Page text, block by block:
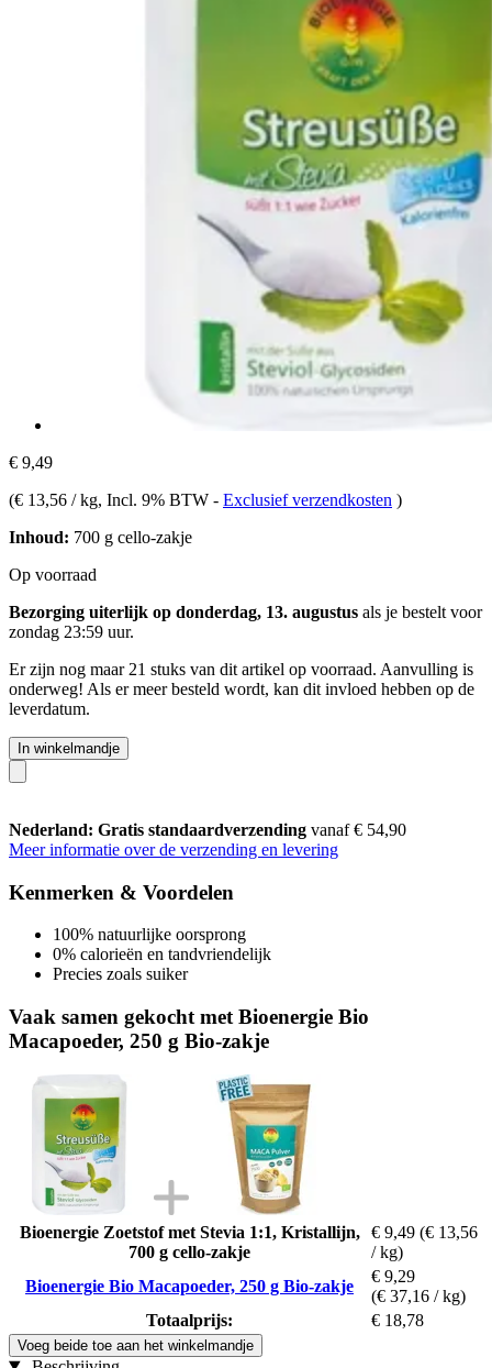
€ 9,49
(€ 13,56 / kg, Incl. 9% BTW - Exclusief verzendkosten )
Inhoud: 700 g cello-zakje
Op voorraad
Bezorging uiterlijk op donderdag, 13. augustus als je bestelt voor
zondag 23:59 uur.
Er zijn nog maar 21 stuks van dit artikel op voorraad. Aanvulling is
onderweg! Als er meer besteld wordt, kan dit invloed hebben op de
leverdatum.
In winkelmandje
Nederland: Gratis standaardverzending vanaf € 54,90
Meer informatie over de verzending en levering
Kenmerken & Voordelen
100% natuurlijke oorsprong
0% calorieën en tandvriendelijk
Precies zoals suiker
Vaak samen gekocht met Bioenergie Bio
Macapoeder, 250 g Bio-zakje
Bioenergie Zoetstof met Stevia 1:1, Kristallijn,
700 g cello-zakje
€ 9,49 (€ 13,56
/ kg)
Bioenergie Bio Macapoeder, 250 g Bio-zakje
€ 9,29
(€ 37,16 / kg)
Totaalprijs:
€ 18,78
Voeg beide toe aan het winkelmandje